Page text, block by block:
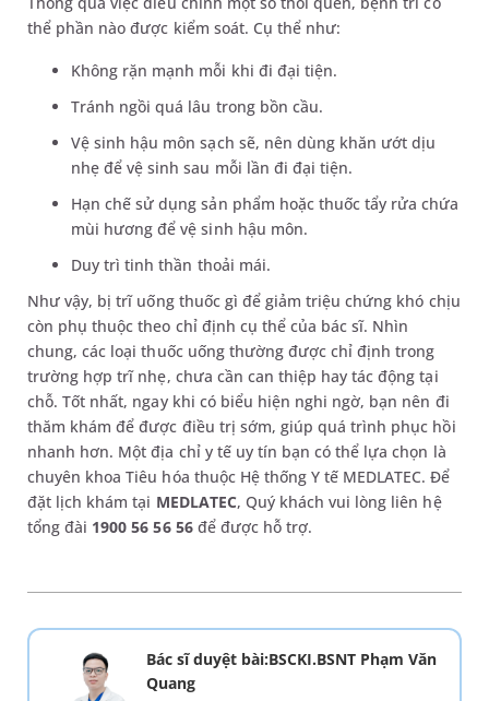
thể phần nào được kiểm soát. Cụ thể như:
Không rặn mạnh mỗi khi đi đại tiện.
Tránh ngồi quá lâu trong bồn cầu.
Vệ sinh hậu môn sạch sẽ, nên dùng khăn ướt dịu
nhẹ để vệ sinh sau mỗi lần đi đại tiện.
Hạn chế sử dụng sản phẩm hoặc thuốc tẩy rửa chứa
mùi hương để vệ sinh hậu môn.
Duy trì tinh thần thoải mái.
Như vậy, bị trĩ uống thuốc gì để giảm triệu chứng khó chịu
còn phụ thuộc theo chỉ định cụ thể của bác sĩ. Nhìn
chung, các loại thuốc uống thường được chỉ định trong
trường hợp trĩ nhẹ, chưa cần can thiệp hay tác động tại
chỗ. Tốt nhất, ngay khi có biểu hiện nghi ngờ, bạn nên đi
thăm khám để được điều trị sớm, giúp quá trình phục hồi
nhanh hơn. Một địa chỉ y tế uy tín bạn có thể lựa chọn là
chuyên khoa Tiêu hóa thuộc Hệ thống Y tế MEDLATEC. Để
đặt lịch khám tại MEDLATEC, Quý khách vui lòng liên hệ
tổng đài 1900 56 56 56 để được hỗ trợ.
Bác sĩ duyệt bài:BSCKI.BSNT Phạm Văn
Quang